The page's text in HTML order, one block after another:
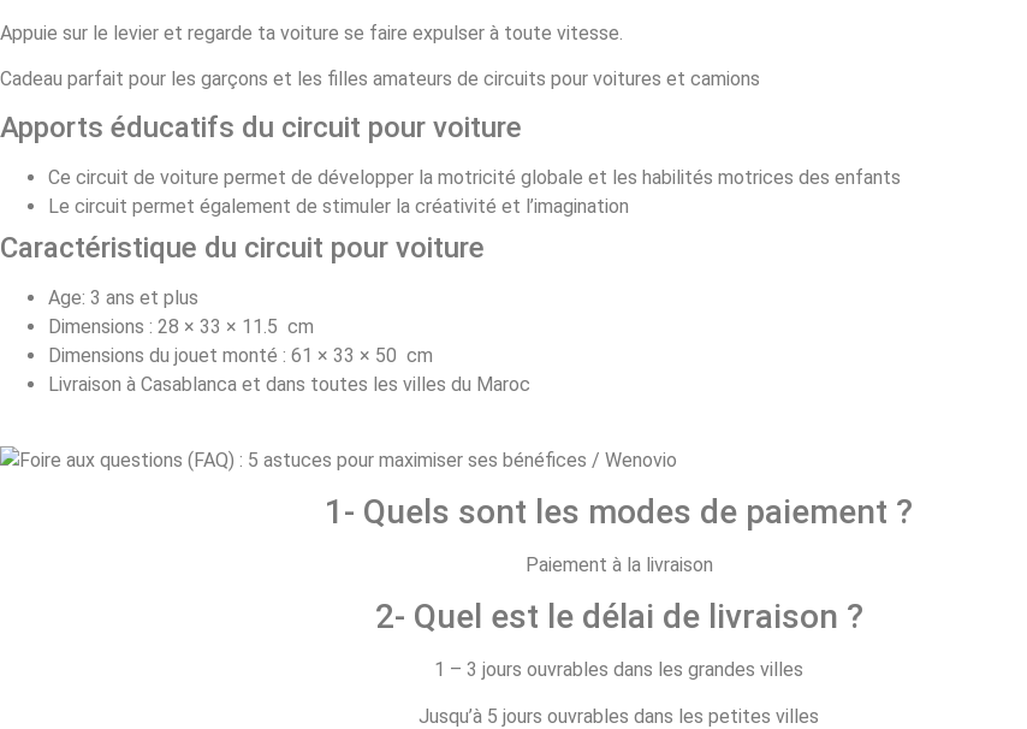
Appuie sur le levier et regarde ta voiture se faire expulser à toute vitesse.
Cadeau parfait pour les garçons et les filles amateurs de circuits pour voitures et camions
Apports éducatifs du circuit pour voiture
Ce circuit de voiture permet de développer la motricité globale et les habilités motrices des enfants
Le circuit permet également de stimuler la créativité et l’imagination
Caractéristique du circuit pour voiture
Age: 3 ans et plus
Dimensions : 28 × 33 × 11.5 cm
Dimensions du jouet monté : 61 × 33 × 50 cm
Livraison à Casablanca et dans toutes les villes du Maroc
1- Quels sont les modes de paiement ?
Paiement à la livraison
2- Quel est le délai de livraison ?
1 – 3 jours ouvrables dans les grandes villes
Jusqu’à 5 jours ouvrables dans les petites villes